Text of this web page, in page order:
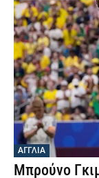
ΑΓΓΛΙΑ
Μπρούνο